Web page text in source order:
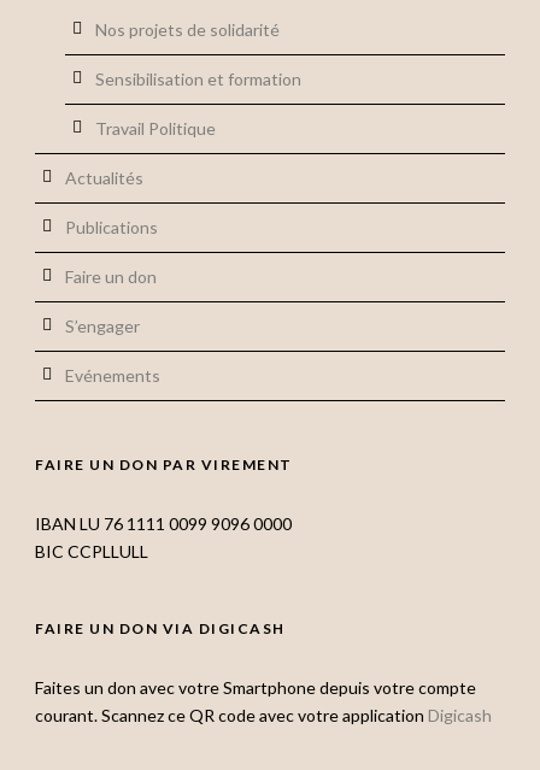
Nos projets de solidarité
Sensibilisation et formation
Travail Politique
Actualités
Publications
Faire un don
S’engager
Evénements
FAIRE UN DON PAR VIREMENT
IBAN LU 76 1111 0099 9096 0000
BIC CCPLLULL
FAIRE UN DON VIA DIGICASH
Faites un don avec votre Smartphone depuis votre compte
courant. Scannez ce QR code avec votre application Digicash